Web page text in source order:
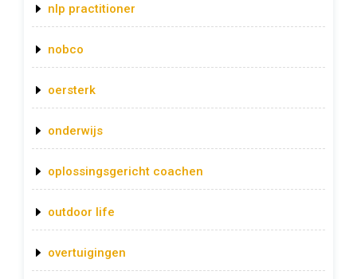
nlp practitioner
nobco
oersterk
onderwijs
oplossingsgericht coachen
outdoor life
overtuigingen